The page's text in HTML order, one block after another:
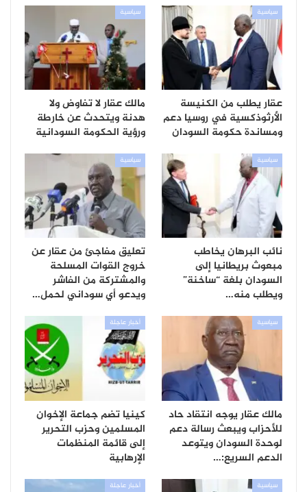
سياسية
عقار يطلب من الكنيسة
الأرثوذكسية في روسيا دعم
ومساندة حكومة السودان
سياسية
مالك عقار لا تفاوض ولا
هدنة ويتحدث عن خارطة
ورؤية الحكومة السودانية
سياسية
نائب البرهان يخاطب
مبعوث بريطانيا إلى
السودان بلغة “ساخنة”
ويطلب منه…
سياسية
تعليق مفاجئ من عقار عن
خروج القوات المسلحة
والمشتركة من الفاشر
ويدعو أي سوداني لحمل…
سياسية
مالك عقار يوجه انتقاد حاد
للأحزاب ويبعث رسالة دعم
لوحدة السودان ويتوعد
الدعم السريع:…
أخبار عاجلة
كينيا تضم جماعة الإخوان
المسلمين وحزب التحرير
إلى قائمة المنظمات
الإرهابية
سياسية أخبار عاجلة